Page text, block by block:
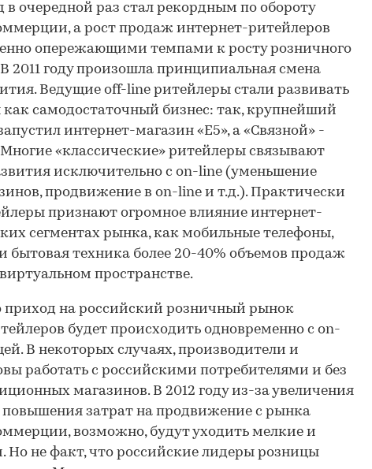
очередной раз стал рекордным по обороту
а рост продаж интернет-ритейлеров
опережающими темпами к росту розничного
2011 году произошла принципиальная смена
Ведущие off-line ритейлеры стали развивать
самодостаточный бизнес: так, крупнейший
интернет-магазин «Е5», а «Связной» -
«классические» ритейлеры связывают
исключительно с on-line (уменьшение
продвижение в on-line и т.д.). Практически
признают огромное влияние интернет-
сегментах рынка, как мобильные телефоны,
бытовая техника более 20-40% объемов продаж
пространстве.
приход на российский розничный рынок
будет происходить одновременно с on-
В некоторых случаях, производители и
работать с российскими потребителями и без
магазинов. В 2012 году из-за увеличения
затрат на продвижение с рынка
возможно, будут уходить мелкие и
Но не факт, что российские лидеры розницы